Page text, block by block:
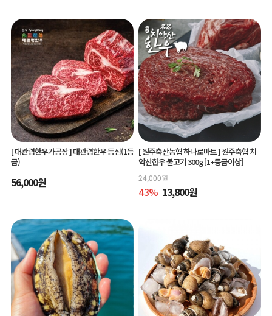
[ 대관령한우가공장 ]대관령한우 등심(1등
급)
56,000원
[ 원주축산농협 하나로마트 ]원주축협 치
악산한우 불고기 300g [1+등급이상]
24,000원
43% 13,800원